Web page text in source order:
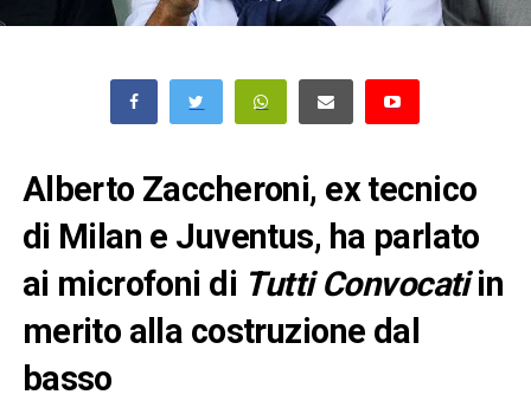
Alberto Zaccheroni, ex tecnico
di Milan e Juventus, ha parlato
ai microfoni di Tutti Convocatiin
merito alla costruzione dal
basso